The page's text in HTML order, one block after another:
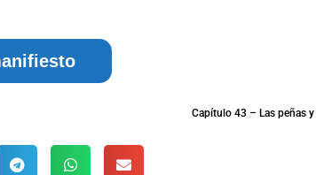
Capítulo 43 – Las peñas